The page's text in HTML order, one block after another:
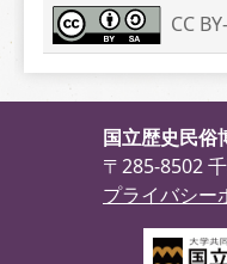
CC
国立歴史民俗
〒285-8502
プライバシー